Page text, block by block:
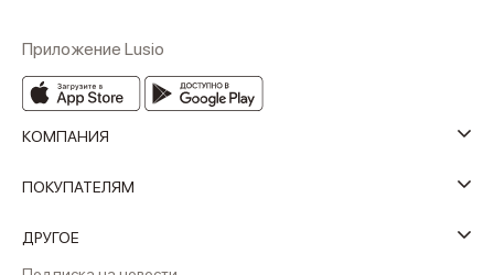
Приложение Lusio
КОМПАНИЯ
ПОКУПАТЕЛЯМ
ДРУГОЕ